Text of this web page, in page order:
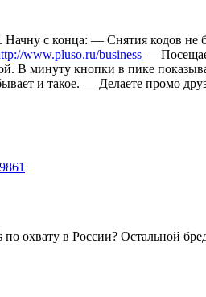
с конца: — Снятия кодов
www.pluso.ru/business —
В минуту кнопки в пике
и такое. — Делаете промо
охвату в России? Остальной